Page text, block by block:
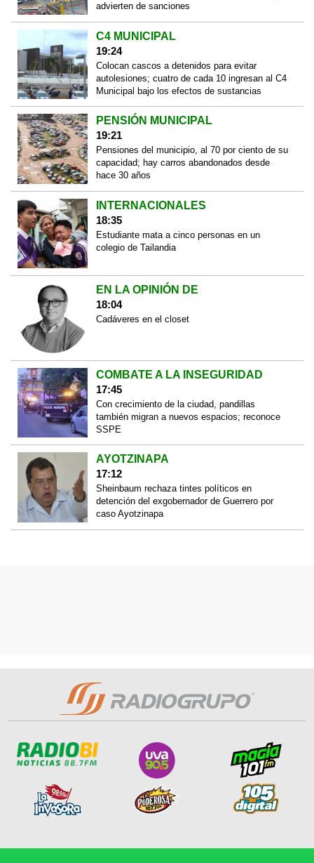
advierten de sanciones
C4 MUNICIPAL
19:24
Colocan cascos a detenidos para evitar
autolesiones; cuatro de cada 10 ingresan al C4
Municipal bajo los efectos de sustancias
PENSIÓN MUNICIPAL
19:21
Pensiones del municipio, al 70 por ciento de su
capacidad; hay carros abandonados desde
hace 30 años
INTERNACIONALES
18:35
Estudiante mata a cinco personas en un
colegio de Tailandia
EN LA OPINIÓN DE
18:04
Cadáveres en el closet
COMBATE A LA INSEGURIDAD
17:45
Con crecimiento de la ciudad, pandillas
también migran a nuevos espacios; reconoce
SSPE
AYOTZINAPA
17:12
Sheinbaum rechaza tintes políticos en
detención del exgobernador de Guerrero por
caso Ayotzinapa